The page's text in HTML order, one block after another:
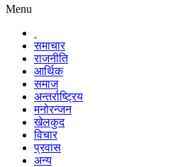
Menu
समाचार
राजनीति
आर्थिक
समाज
अन्तर्राष्ट्रिय
मनोरन्जन
खेलकुद
विचार
प्रवास
अन्य